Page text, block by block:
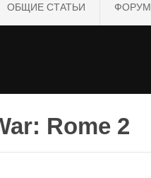
ОБЩИЕ СТАТЬИ ФОРУМ
Rome 2